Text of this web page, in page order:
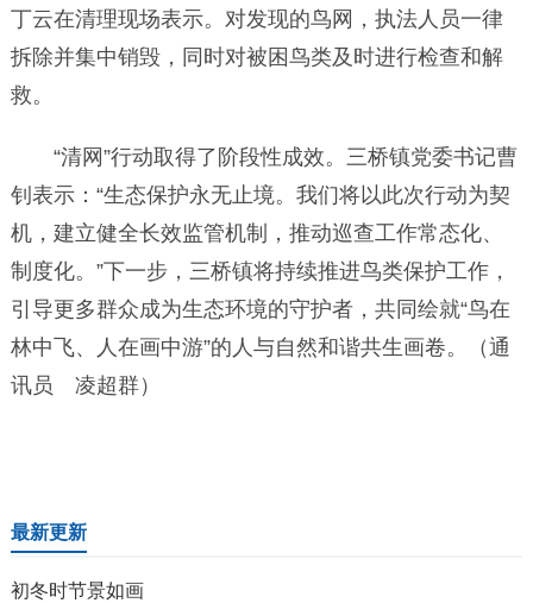
丁云在清理现场表示。对发现的鸟网，执法人员一律
拆除并集中销毁，同时对被困鸟类及时进行检查和解
救。
“清网”行动取得了阶段性成效。三桥镇党委书记曹
钊表示：“生态保护永无止境。我们将以此次行动为契
机，建立健全长效监管机制，推动巡查工作常态化、
制度化。”下一步，三桥镇将持续推进鸟类保护工作，
引导更多群众成为生态环境的守护者，共同绘就“鸟在
林中飞、人在画中游”的人与自然和谐共生画卷。（通
讯员 凌超群）
最新更新
初冬时节景如画